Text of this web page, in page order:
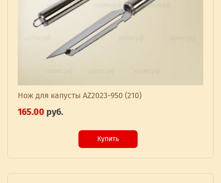
Нож для капусты AZ2023-950 (210)
165.00 руб.
Купить